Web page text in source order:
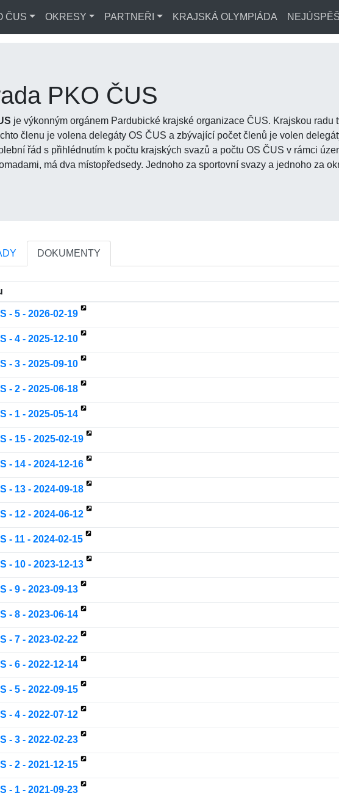
ČUS OKRESY PARTNEŘI KRAJSKÁ OLYMPIÁDA
PKO ČUS
je výkonným orgánem Pardubické krajské organizace ČUS. Krajskou radu
členu je volena delegáty OS ČUS a zbývající počet členů je volen
řád s přihlédnutím k počtu krajských svazů a počtu OS ČUS v rámci
má dva místopředsedy. Jednoho za sportovní svazy a jednoho za
DOKUMENTY
- 5 - 2026-02-19
- 4 - 2025-12-10
- 3 - 2025-09-10
- 2 - 2025-06-18
- 1 - 2025-05-14
- 15 - 2025-02-19
- 14 - 2024-12-16
- 13 - 2024-09-18
- 12 - 2024-06-12
- 11 - 2024-02-15
- 10 - 2023-12-13
- 9 - 2023-09-13
- 8 - 2023-06-14
- 7 - 2023-02-22
- 6 - 2022-12-14
- 5 - 2022-09-15
- 4 - 2022-07-12
- 3 - 2022-02-23
- 2 - 2021-12-15
- 1 - 2021-09-23